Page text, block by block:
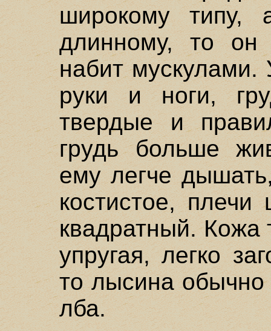
широкому
длинному, то он
набит
руки и ноги,
твердые и
грудь больше
ему легче
костистое,
квадратный. Кожа
упругая, легко
то лысина обычно
лба.